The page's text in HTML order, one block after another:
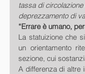
tassa di
deprezzamento di
“Errare è umano,
La statuizione che
un orientamento
sezione, cui
A differenza di altre